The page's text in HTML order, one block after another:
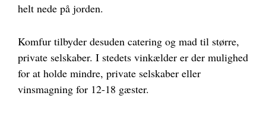
helt nede på jorden.
Komfur tilbyder desuden catering og mad til større,
private selskaber. I stedets vinkælder er der mulighed
for at holde mindre, private selskaber eller
vinsmagning for 12-18 gæster.